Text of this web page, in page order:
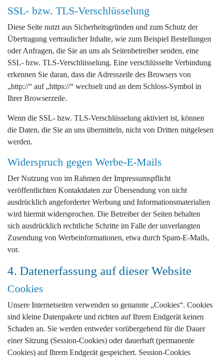
SSL- bzw. TLS-Verschlüsselung
Diese Seite nutzt aus Sicherheitsgründen und zum Schutz der
Übertragung vertraulicher Inhalte, wie zum Beispiel Bestellungen
oder Anfragen, die Sie an uns als Seitenbetreiber senden, eine
SSL- bzw. TLS-Verschlüsselung. Eine verschlüsselte Verbindung
erkennen Sie daran, dass die Adresszeile des Browsers von
„http://“ auf „https://“ wechselt und an dem Schloss-Symbol in
Ihrer Browserzeile.
Wenn die SSL- bzw. TLS-Verschlüsselung aktiviert ist, können
die Daten, die Sie an uns übermitteln, nicht von Dritten mitgelesen
werden.
Widerspruch gegen Werbe-E-Mails
Der Nutzung von im Rahmen der Impressumspflicht
veröffentlichten Kontaktdaten zur Übersendung von nicht
ausdrücklich angeforderter Werbung und Informationsmaterialien
wird hiermit widersprochen. Die Betreiber der Seiten behalten
sich ausdrücklich rechtliche Schritte im Falle der unverlangten
Zusendung von Werbeinformationen, etwa durch Spam-E-Mails,
vor.
4. Datenerfassung auf dieser Website
Cookies
Unsere Internetseiten verwenden so genannte „Cookies“. Cookies
sind kleine Datenpakete und richten auf Ihrem Endgerät keinen
Schaden an. Sie werden entweder vorübergehend für die Dauer
einer Sitzung (Session-Cookies) oder dauerhaft (permanente
Cookies) auf Ihrem Endgerät gespeichert. Session-Cookies